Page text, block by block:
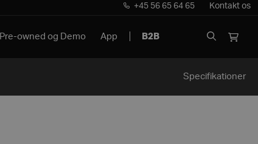
+45 56 65 64 65 Kontakt os
Pre-owned og Demo App B2B
Specifikationer